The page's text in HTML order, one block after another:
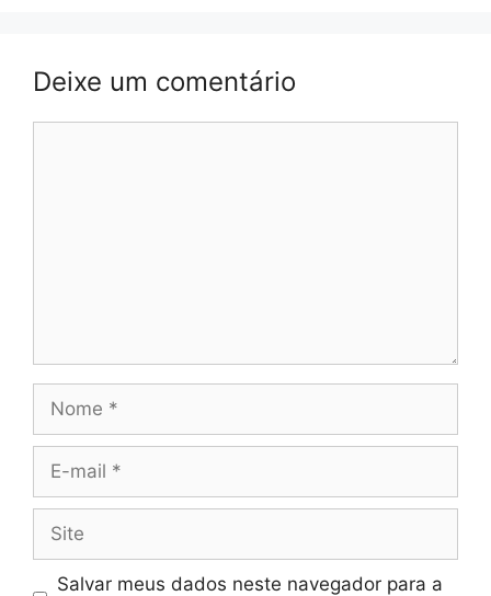
Deixe um comentário
Nome
Site
Salvar meus dados neste navegador para a